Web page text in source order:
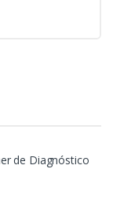
de Diagnóstico